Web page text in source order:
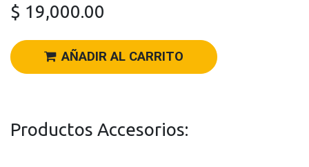
$ 19,000.00
AÑADIR AL CARRITO
Productos Accesorios: